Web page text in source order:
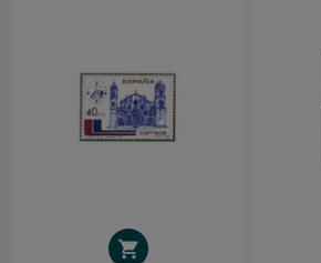
